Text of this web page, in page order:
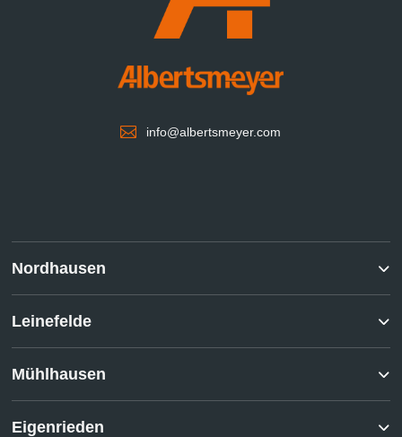
 info@albertsmeyer.com
Nordhausen
Leinefelde
Mühlhausen
Eigenrieden